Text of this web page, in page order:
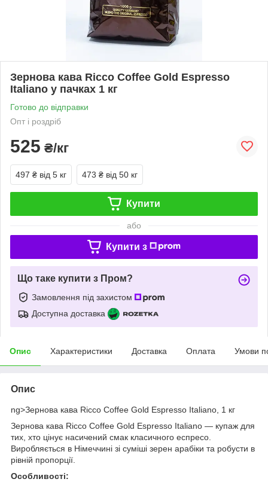
Зернова кава Ricco Coffee Gold Espresso
Italiano у пачках 1 кг
Готово до відправки
Опт і роздріб
525 ₴/кг
497 ₴ від 5 кг 473 ₴ від 50 кг
Купити
або
Купити з
Що таке купити з Пром?
Замовлення під захистом
Доступна доставка
Опис Характеристики Доставка Оплата Умови
Опис
ng>Зернова кава Ricco Coffee Gold Espresso Italiano, 1 кг
Зернова кава Ricco Coffee Gold Espresso Italiano — купаж для
тих, хто цінує насичений смак класичного еспресо.
Виробляється в Німеччині зі суміші зерен арабіки та робусти в
рівній пропорції.
Особливості: